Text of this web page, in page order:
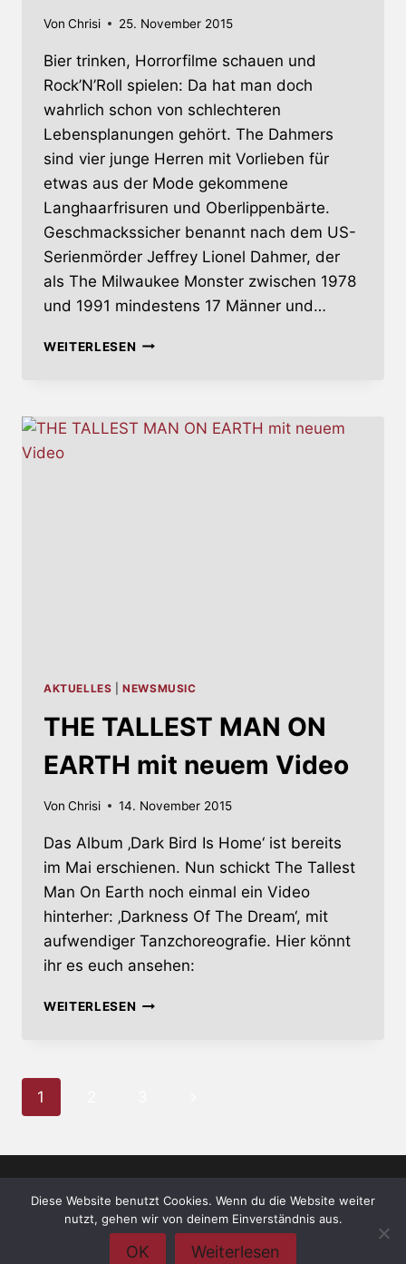
Von Chrisi 25. November 2015
Bier trinken, Horrorfilme schauen und
Rock’N’Roll spielen: Da hat man doch
wahrlich schon von schlechteren
Lebensplanungen gehört. The Dahmers
sind vier junge Herren mit Vorlieben für
etwas aus der Mode gekommene
Langhaarfrisuren und Oberlippenbärte.
Geschmackssicher benannt nach dem US-
Serienmörder Jeffrey Lionel Dahmer, der
als The Milwaukee Monster zwischen 1978
und 1991 mindestens 17 Männer und…
WEITERLESENDEMONS
AKTUELLES |NEWSMUSIC
THE TALLEST MAN ON
EARTH mit neuem Video
Von Chrisi 14. November 2015
Das Album ‚Dark Bird Is Home‘ ist bereits
im Mai erschienen. Nun schickt The Tallest
Man On Earth noch einmal ein Video
hinterher: ‚Darkness Of The Dream‘, mit
aufwendiger Tanzchoreografie. Hier könnt
ihr es euch ansehen:
WEITERLESENTHE
Seitennavigation
1
© 2026 whiskey-soda.de - the alternative
magazine •Impressum•Datenschutzerklärung
Diese Website benutzt Cookies. Wenn du die Website weiter
nutzt, gehen wir von deinem Einverständnis aus.
OK Weiterlesen